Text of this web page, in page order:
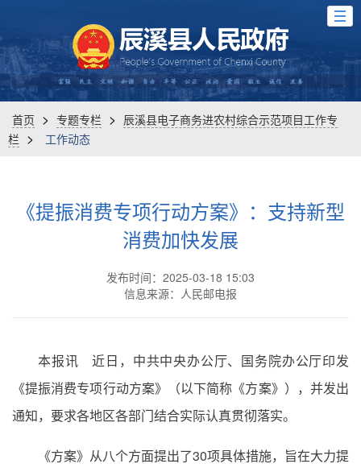
首页 > 专题专栏 > 辰溪县电子商务进农村综合示范项目工作专
栏 > 工作动态
《提振消费专项行动方案》：支持新型
消费加快发展
发布时间：2025-03-18 15:03
信息来源：人民邮电报
本报讯 近日，中共中央办公厅、国务院办公厅印发
《提振消费专项行动方案》（以下简称《方案》），并发出
通知，要求各地区各部门结合实际认真贯彻落实。
《方案》从八个方面提出了30项具体措施，旨在大力提